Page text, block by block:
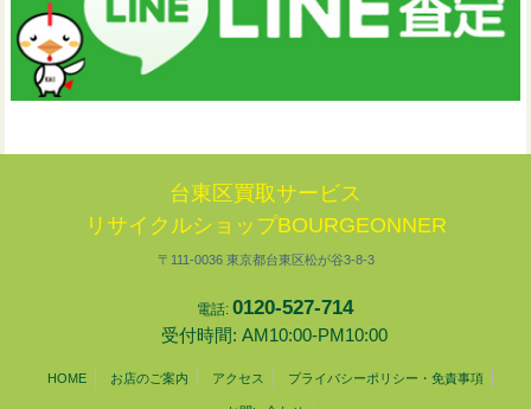
台東区買取サービス
リサイクルショップBOURGEONNER
〒111-0036 東京都台東区松が谷3-8-3
電話: 0120-527-714
受付時間: AM10:00-PM10:00
HOME お店のご案内 アクセス プライバシーポリシー・免責事項